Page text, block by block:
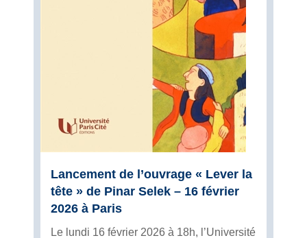
Lancement de l’ouvrage « Lever la
tête » de Pinar Selek – 16 février
2026 à Paris
Le lundi 16 février 2026 à 18h, l’Université